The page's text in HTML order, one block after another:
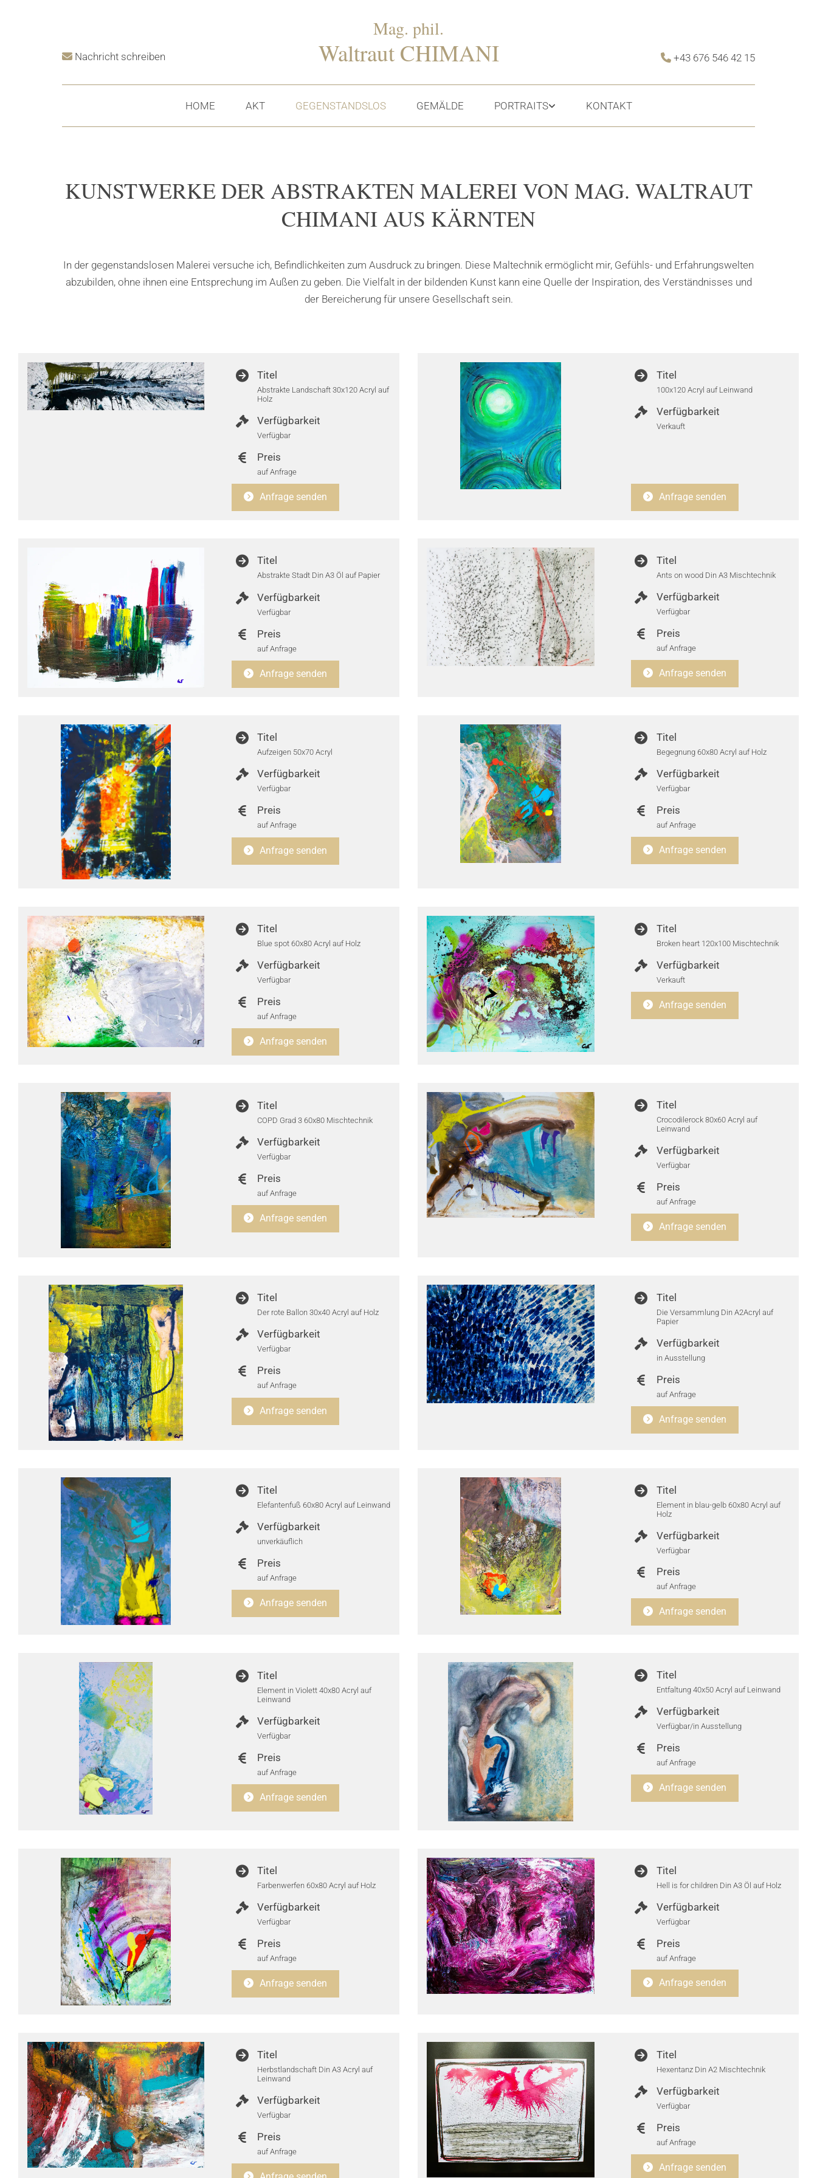
 Nachricht schreiben
Mag. phil.
Waltraut CHIMANI  +43 676 546 42 15
HOME AKT GEGENSTANDSLOS GEMÄLDE PORTRAITS KONTAKT
KUNSTWERKE DER ABSTRAKTEN MALEREI VON MAG. WALTRAUT
CHIMANI AUS KÄRNTEN
In der gegenstandslosen Malerei versuche ich, Befindlichkeiten zum Ausdruck zu bringen. Diese Maltechnik ermöglicht mir, Gefühls- und Erfahrungswelten
abzubilden, ohne ihnen eine Entsprechung im Außen zu geben. Die Vielfalt in der bildenden Kunst kann eine Quelle der Inspiration, des Verständnisses und
der Bereicherung für unsere Gesellschaft sein.
Titel
Abstrakte Landschaft 30x120 Acryl auf
Holz
Verfügbarkeit
Verfügbar
Preis
auf Anfrage
Anfrage senden
Titel
100x120 Acryl auf Leinwand
Verfügbarkeit
Verkauft
Anfrage senden
Titel
Abstrakte Stadt Din A3 Öl auf Papier
Verfügbarkeit
Verfügbar
Preis
auf Anfrage
Anfrage senden
Titel
Ants on wood Din A3 Mischtechnik
Verfügbarkeit
Verfügbar
Preis
auf Anfrage
Anfrage senden
Titel
Aufzeigen 50x70 Acryl
Verfügbarkeit
Verfügbar
Preis
auf Anfrage
Anfrage senden
Titel
Begegnung 60x80 Acryl auf Holz
Verfügbarkeit
Verfügbar
Preis
auf Anfrage
Anfrage senden
Titel
Blue spot 60x80 Acryl auf Holz
Verfügbarkeit
Verfügbar
Preis
auf Anfrage
Anfrage senden
Titel
Broken heart 120x100 Mischtechnik
Verfügbarkeit
Verkauft
Anfrage senden
Titel
COPD Grad 3 60x80 Mischtechnik
Verfügbarkeit
Verfügbar
Preis
auf Anfrage
Anfrage senden
Titel
Crocodilerock 80x60 Acryl auf
Leinwand
Verfügbarkeit
Verfügbar
Preis
auf Anfrage
Anfrage senden
Titel
Der rote Ballon 30x40 Acryl auf Holz
Verfügbarkeit
Verfügbar
Preis
auf Anfrage
Anfrage senden
Titel
Die Versammlung Din A2Acryl auf
Papier
Verfügbarkeit
in Ausstellung
Preis
auf Anfrage
Anfrage senden
Titel
Elefantenfuß 60x80 Acryl auf Leinwand
Verfügbarkeit
unverkäuflich
Preis
auf Anfrage
Anfrage senden
Titel
Element in blau-gelb 60x80 Acryl auf
Holz
Verfügbarkeit
Verfügbar
Preis
auf Anfrage
Anfrage senden
Titel
Element in Violett 40x80 Acryl auf
Leinwand
Verfügbarkeit
Verfügbar
Preis
auf Anfrage
Anfrage senden
Titel
Entfaltung 40x50 Acryl auf Leinwand
Verfügbarkeit
Verfügbar/in Ausstellung
Preis
auf Anfrage
Anfrage senden
Titel
Farbenwerfen 60x80 Acryl auf Holz
Verfügbarkeit
Verfügbar
Preis
auf Anfrage
Anfrage senden
Titel
Hell is for children Din A3 Öl auf Holz
Verfügbarkeit
Verfügbar
Preis
auf Anfrage
Anfrage senden
Titel
Herbstlandschaft Din A3 Acryl auf
Leinwand
Verfügbarkeit
Verfügbar
Preis
auf Anfrage
Titel
Hexentanz Din A2 Mischtechnik
Verfügbarkeit
Verfügbar
Preis
auf Anfrage
Anfrage senden